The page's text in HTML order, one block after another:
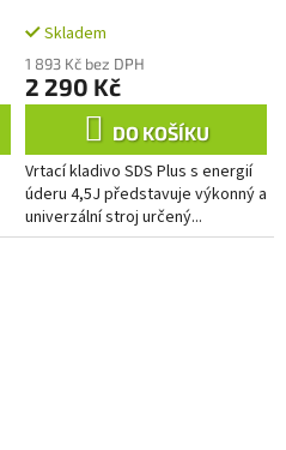
Skladem
1 893 Kč bez DPH
2 290 Kč
DO KOŠÍKU
Vrtací kladivo SDS Plus s energií
úderu 4,5J představuje výkonný a
univerzální stroj určený...